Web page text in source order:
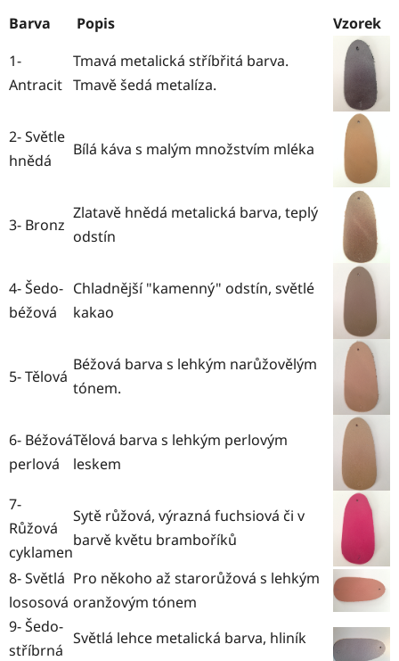
Barva Popis
Vzorek
1-
Antracit
Tmavá metalická stříbřitá barva.
Tmavě šedá metalíza.
2- Světle
hnědá
Bílá káva s malým množstvím mléka
3- Bronz
Zlatavě hnědá metalická barva, teplý
odstín
4- Šedo-
béžová
Chladnější "kamenný" odstín, světlé
kakao
5- Tělová
Béžová barva s lehkým narůžovělým
tónem.
6- Béžová
perlová
Tělová barva s lehkým perlovým
leskem
7-
Růžová
cyklamen
Sytě růžová, výrazná fuchsiová či v
barvě květu bramboříků
8- Světlá
lososová
Pro někoho až starorůžová s lehkým
oranžovým tónem
9- Šedo-
stříbrná
Světlá lehce metalická barva, hliník